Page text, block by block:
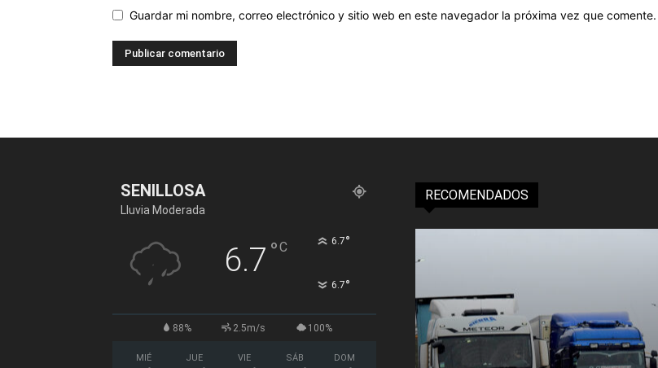
Guardar mi nombre, correo electrónico y sitio web en este navegador la próxima vez que comente.
SENILLOSA
Lluvia Moderada
6.7 °C 6.7°
6.7°
88% 2.5m/s 100%
MIÉ JUE VIE SÁB DOM
RECOMENDADOS